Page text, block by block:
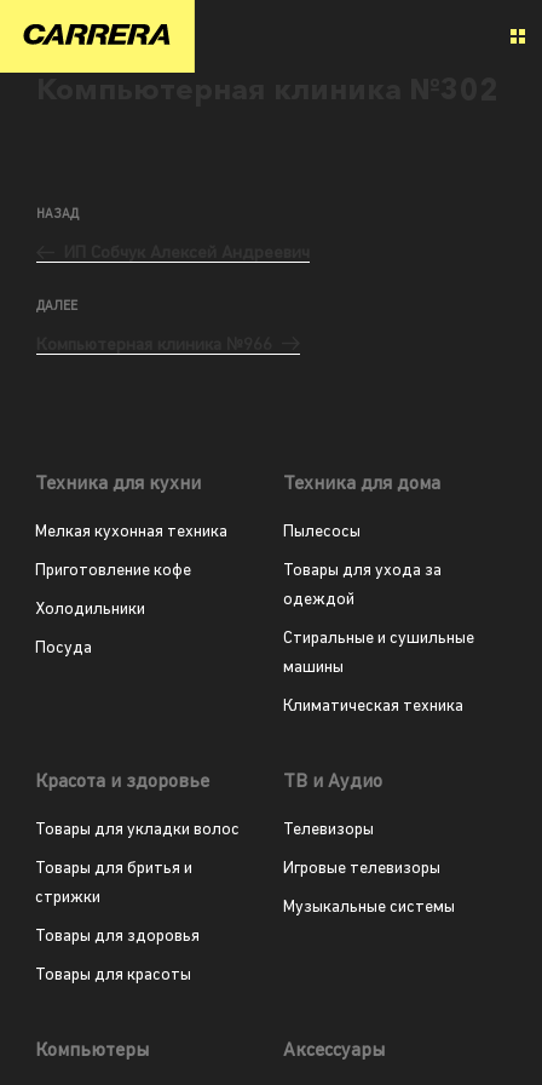
НАЗАД
ДАЛЕЕ
Техника для кухни
Мелкая кухонная техника
Приготовление кофе
Холодильники
Посуда
Техника для дома
Пылесосы
Товары для ухода за
одеждой
Стиральные и сушильные
машины
Климатическая техника
Красота и здоровье
Товары для укладки волос
Товары для бритья и
стрижки
Товары для здоровья
Товары для красоты
ТВ и Аудио
Телевизоры
Игровые телевизоры
Музыкальные системы
Компьютеры Аксессуары